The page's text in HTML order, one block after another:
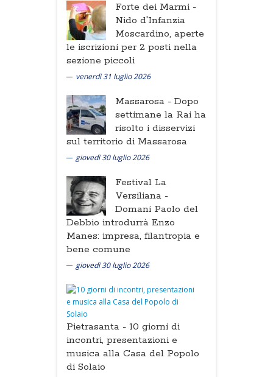
Forte dei Marmi -
Nido d'Infanzia
Moscardino, aperte
le iscrizioni per 2 posti nella
sezione piccoli
venerdì 31 luglio 2026
Massarosa - Dopo
settimane la Rai ha
risolto i disservizi
sul territorio di Massarosa
giovedì 30 luglio 2026
Festival La
Versiliana -
Domani Paolo del
Debbio introdurrà Enzo
Manes: impresa, filantropia e
bene comune
giovedì 30 luglio 2026
Pietrasanta - 10 giorni di
incontri, presentazioni e
musica alla Casa del Popolo
di Solaio